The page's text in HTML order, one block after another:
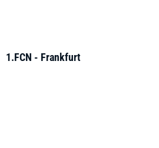
1.FCN - Frankfurt